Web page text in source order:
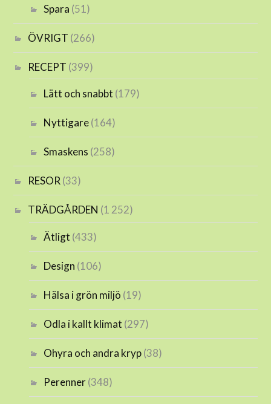
Spara (51)
ÖVRIGT (266)
RECEPT (399)
Lätt och snabbt (179)
Nyttigare(164)
Smaskens (258)
RESOR(33)
TRÄDGÅRDEN (1 252)
Ätligt (433)
Design (106)
Hälsa i grön miljö (19)
Odla i kallt klimat (297)
Ohyra och andra kryp(38)
Perenner(348)